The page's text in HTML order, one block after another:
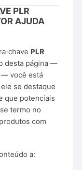
PLR
AJUDA
PLR
desta página —
— você está
se destaque
que potenciais
termo no
com
a: